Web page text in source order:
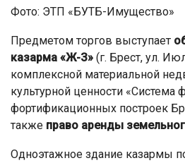
Фото: ЭТП «БУТБ-Имущество»
Предметом торгов выступает
казарма «Ж-З» (г. Брест, ул.
комплексной материальной
культурной ценности «Система
фортификационных построек
также право аренды
Одноэтажное здание казармы